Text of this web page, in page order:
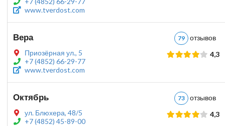
www.tverdost.com
Вера 79
Приозёрная ул., 5
+7 (4852) 66-29-77
www.tverdost.com
4,3
Октябрь 73
ул. Блюхера, 48/5
+7 (4852) 45-89-00
4,3